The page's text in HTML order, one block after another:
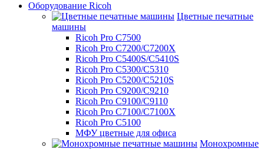
Оборудование Ricoh
Цветные печатные
машины
Ricoh Pro C7500
Ricoh Pro C7200/C7200X
Ricoh Pro C5400S/C5410S
Ricoh Pro C5300/C5310
Ricoh Pro C5200/C5210S
Ricoh Pro C9200/C9210
Ricoh Pro C9100/C9110
Ricoh Pro C7100/С7100X
Ricoh Pro C5100
МФУ цветные для офиса
Монохромные